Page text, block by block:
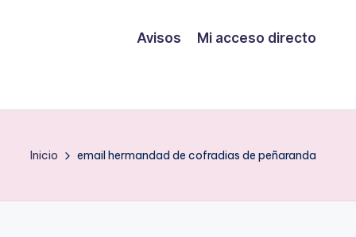
Avisos Mi acceso directo
Inicio email hermandad de cofradias de peñaranda